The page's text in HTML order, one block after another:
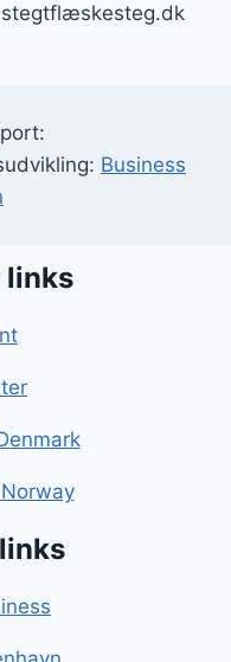
Business
links